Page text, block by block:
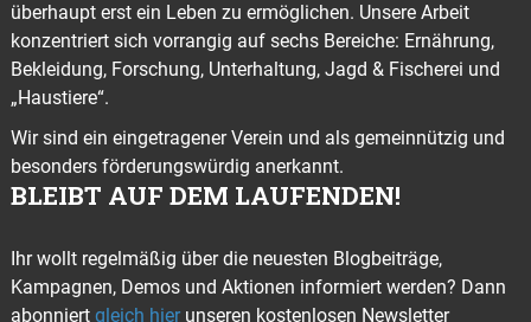
überhaupt erst ein Leben zu ermöglichen. Unsere Arbeit
konzentriert sich vorrangig auf sechs Bereiche: Ernährung,
Bekleidung, Forschung, Unterhaltung, Jagd & Fischerei und
„Haustiere“.
Wir sind ein eingetragener Verein und als gemeinnützig und
besonders förderungswürdig anerkannt.
BLEIBT AUF DEM LAUFENDEN!
Ihr wollt regelmäßig über die neuesten Blogbeiträge,
Kampagnen, Demos und Aktionen informiert werden? Dann
abonniert gleich hierunseren kostenlosen Newsletter